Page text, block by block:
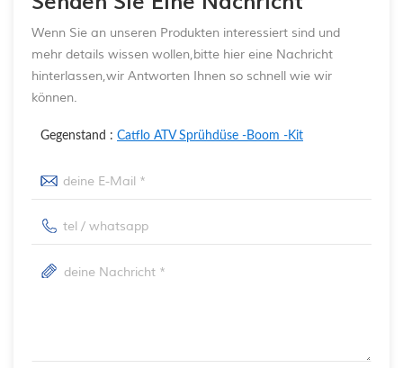
Wenn Sie an unseren Produkten interessiert sind und
mehr details wissen wollen,bitte hier eine Nachricht
hinterlassen,wir Antworten Ihnen so schnell wie wir
können.
Gegenstand : Catflo ATV Sprühdüse -Boom -Kit